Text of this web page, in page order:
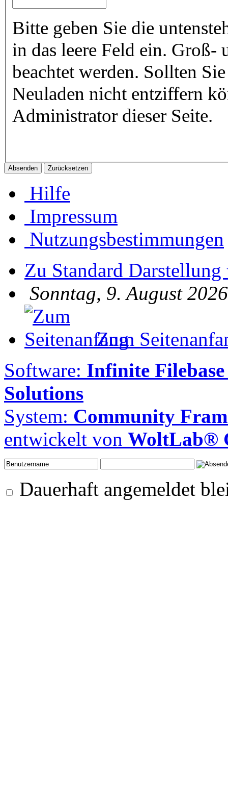
Bitte geben Sie die
in das leere Feld ein. Groß-
beachtet werden. Sollten
Neuladen nicht entziffern
Administrator dieser Seite.
Hilfe
Impressum
Nutzungsbestimmungen
Zu Standard Darstellung
Sonntag, 9. August
Zum
Software: Infinite Filebase
Solutions
System: Community
entwickelt von WoltLab®
Dauerhaft angemeldet